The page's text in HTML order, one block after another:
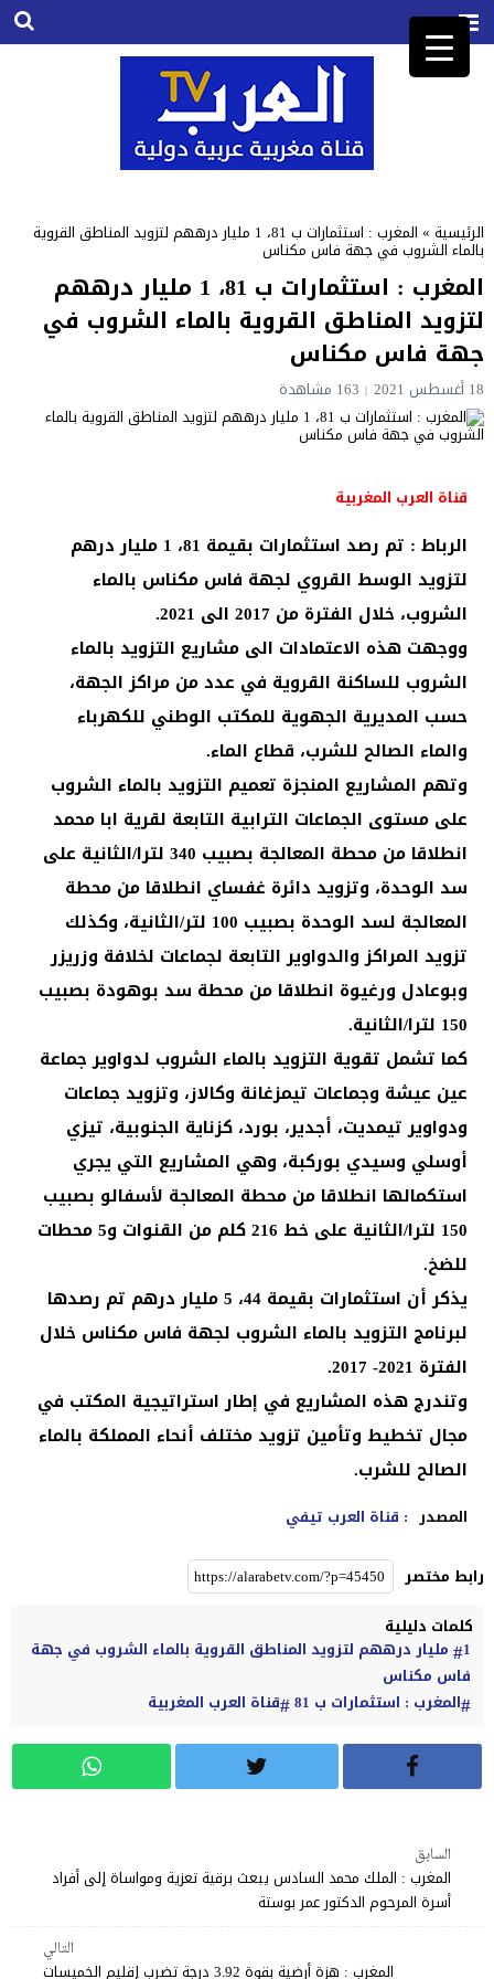
الرئيسية» المغرب : استثمارات ب 81، 1 مليار درههم لتزويد المناطق القروية
بالماء الشروب في جهة فاس مكناس
المغرب : استثمارات ب 81، 1 مليار درههم
لتزويد المناطق القروية بالماء الشروب في
جهة فاس مكناس
18 أغسطس 2021 163مشاهدة
قناة العرب المغربية
الرباط : تم رصد استثمارات بقيمة 81، 1 مليار درهم
لتزويد الوسط القروي لجهة فاس مكناس بالماء
الشروب، خلال الفترة من 2017 الى 2021.
ووجهت هذه الاعتمادات الى مشاريع التزويد بالماء
الشروب للساكنة القروية في عدد من مراكز الجهة،
حسب المديرية الجهوية للمكتب الوطني للكهرباء
والماء الصالح للشرب، قطاع الماء.
وتهم المشاريع المنجزة تعميم التزويد بالماء الشروب
على مستوى الجماعات الترابية التابعة لقرية ابا محمد
انطلاقا من محطة المعالجة بصبيب 340 لترا/الثانية على
سد الوحدة، وتزويد دائرة غفساي انطلاقا من محطة
المعالجة لسد الوحدة بصبيب 100 لتر/الثانية، وكذلك
تزويد المراكز والدواوير التابعة لجماعات لخلافة وزريزر
وبوعادل ورغيوة انطلاقا من محطة سد بوهودة بصبيب
150 لترا/الثانية.
كما تشمل تقوية التزويد بالماء الشروب لدواوير جماعة
عين عيشة وجماعات تيمزغانة وكالاز، وتزويد جماعات
ودواوير تيمديت، أجدير، بورد، كزناية الجنوبية، تيزي
أوسلي وسيدي بوركبة، وهي المشاريع التي يجري
استكمالها انطلاقا من محطة المعالجة لأسفالو بصبيب
150 لترا/الثانية على خط 216 كلم من القنوات و5 محطات
للضخ.
يذكر أن استثمارات بقيمة 44، 5 مليار درهم تم رصدها
لبرنامج التزويد بالماء الشروب لجهة فاس مكناس خلال
الفترة 2021- 2017.
وتندرج هذه المشاريع في إطار استراتيجية المكتب في
مجال تخطيط وتأمين تزويد مختلف أنحاء المملكة بالماء
الصالح للشرب.
المصدر : قناة العرب تيفي
رابط مختصر
كلمات دليلية
1 مليار درههم لتزويد المناطق القروية بالماء الشروب في جهة
فاس مكناس
المغرب : استثمارات ب 81
قناة العرب المغربية
السابق
المغرب : الملك محمد السادس يبعث برقية تعزية ومواساة إلى أفراد
أسرة المرحوم الدكتور عمر بوستة
التالي
المغرب : هزة أرضية بقوة 3.92 درجة تضرب إقليم الخميسات